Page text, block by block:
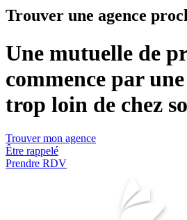
Trouver une agence
Une mutuelle de
commence par
trop loin de chez
Trouver mon agence
Être rappelé
Prendre RDV